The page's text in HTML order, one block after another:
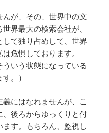
が、その、世界中の文
界最大の検索会社が、
て独り占めして、世界
危惧しております。
ういう状態になっている
。）
にはなれませんが、こ
後ろからゆっくりと付
す。もちろん、監視し